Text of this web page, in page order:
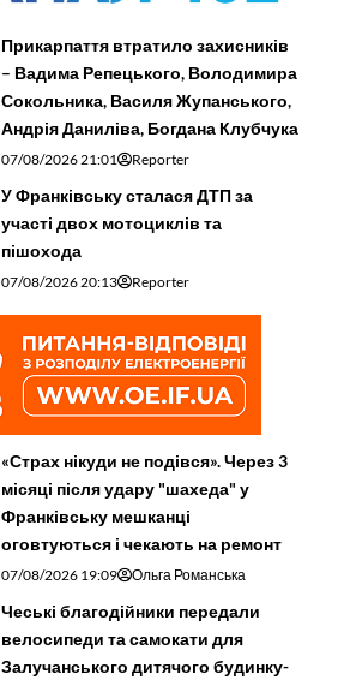
Прикарпаття втратило захисників
– Вадима Репецького, Володимира
Сокольника, Василя Жупанського,
Андрія Даниліва, Богдана Клубчука
07/08/2026 21:01 Reporter
У Франківську сталася ДТП за
участі двох мотоциклів та
пішохода
07/08/2026 20:13 Reporter
«Страх нікуди не подівся». Через 3
місяці після удару "шахеда" у
Франківську мешканці
оговтуються і чекають на ремонт
07/08/2026 19:09 Ольга Романська
Чеські благодійники передали
велосипеди та самокати для
Залучанського дитячого будинку-